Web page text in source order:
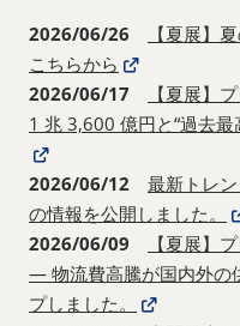
2026/06/26
【夏展】
こちらから
2026/06/17
【夏展】
1 兆 3,600 億円と“過去最
2026/06/12 最新トレ
の情報を公開しました。
2026/06/09
【夏展】
― 物流費高騰が国内外の
プしました。